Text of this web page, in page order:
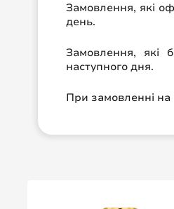
Замовлення, які
день.
Замовлення, які
наступного дня.
При замовленні на